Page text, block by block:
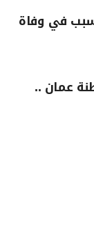
في وفاة
عمان ..